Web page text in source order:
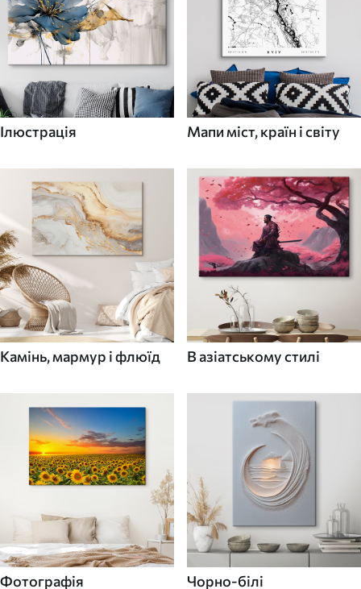
Ілюстрація Мапи міст, країн і світу
Камінь, мармур і флюїд В азіатському стилі
Фотографія Чорно-білі